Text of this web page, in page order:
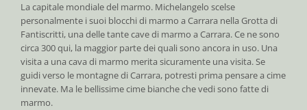
La capitale mondiale del marmo. Michelangelo scelse
personalmente i suoi blocchi di marmo a Carrara nella Grotta di
Fantiscritti, una delle tante cave di marmo a Carrara. Ce ne sono
circa 300 qui, la maggior parte dei quali sono ancora in uso. Una
visita a una cava di marmo merita sicuramente una visita. Se
guidi verso le montagne di Carrara, potresti prima pensare a cime
innevate. Ma le bellissime cime bianche che vedi sono fatte di
marmo.